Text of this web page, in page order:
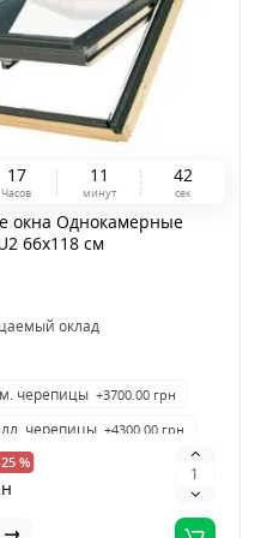
17
Часов
1 1
минут
41
сек
окна Однокамерные
66х118 см
оклад
черепицы +3700.00 грн
черепицы +4300.00 грн
%